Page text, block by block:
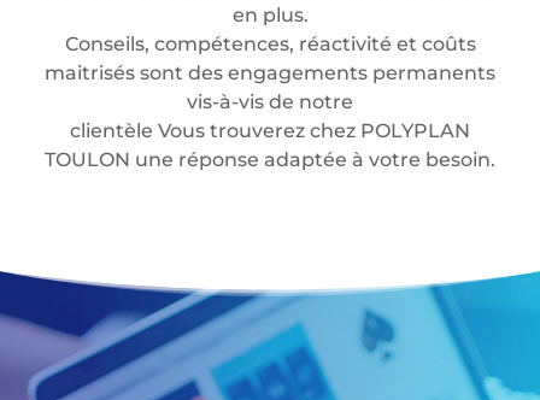
en plus.
Conseils, compétences, réactivité et coûts
maitrisés sont des engagements permanents
vis-à-vis de notre
clientèle Vous trouverez chez POLYPLAN
TOULON une réponse adaptée à votre besoin.